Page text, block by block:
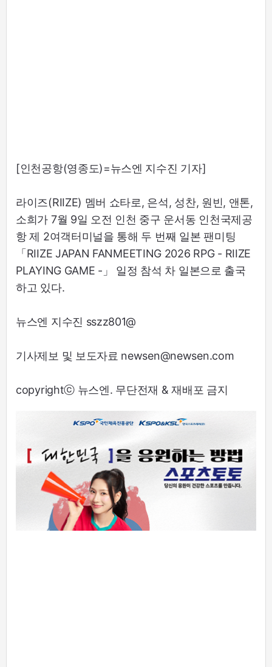
[인천공항(영종도)=뉴스엔 지수진 기자]
라이즈(RIIZE) 멤버 쇼타로, 은석, 성찬, 원빈, 앤톤,
소희가 7월 9일 오전 인천 중구 운서동 인천국제공
항 제 2여객터미널을 통해 두 번째 일본 팬미팅
「RIIZE JAPAN FANMEETING 2026 RPG - RIIZE
PLAYING GAME -」 일정 참석 차 일본으로 출국
하고 있다.
뉴스엔 지수진 sszz801@
기사제보 및 보도자료 newsen@newsen.com
copyrightⓒ 뉴스엔. 무단전재 & 재배포 금지